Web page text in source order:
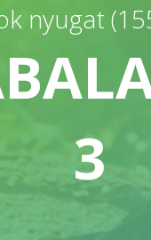
nyugat
3